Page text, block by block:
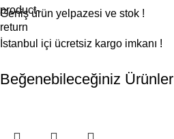
Geniş ürün yelpazesi ve stok !
İstanbul içi ücretsiz kargo imkanı !
Beğenebileceğiniz Ürünler